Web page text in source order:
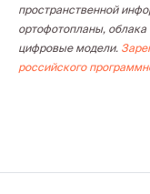
пространственной
ортофотопланы, облака
цифровые модели.
российского